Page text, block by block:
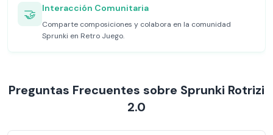
🤝 Interacción Comunitaria
Comparte composiciones y colabora en la comunidad
Sprunki en Retro Juego.
Preguntas Frecuentes sobre Sprunki Rotrizi
2.0